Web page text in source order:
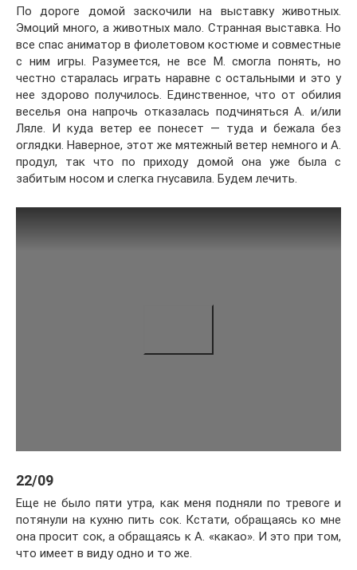
По дороге домой заскочили на выставку животных.
Эмоций много, а животных мало. Странная выставка. Но
все спас аниматор в фиолетовом костюме и совместные
с ним игры. Разумеется, не все М. смогла понять, но
честно старалась играть наравне с остальными и это у
нее здорово получилось. Единственное, что от обилия
веселья она напрочь отказалась подчиняться А. и/или
Ляле. И куда ветер ее понесет — туда и бежала без
оглядки. Наверное, этот же мятежный ветер немного и А.
продул, так что по приходу домой она уже была с
забитым носом и слегка гнусавила. Будем лечить.
22/09
Еще не было пяти утра, как меня подняли по тревоге и
потянули на кухню пить сок. Кстати, обращаясь ко мне
она просит сок, а обращаясь к А. «какао». И это при том,
что имеет в виду одно и то же.